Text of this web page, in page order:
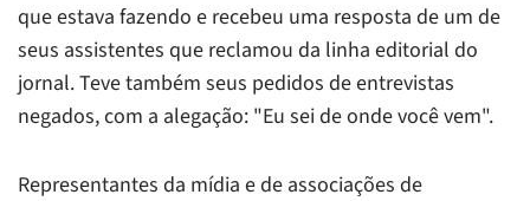
que estava fazendo e recebeu uma resposta de um de
seus assistentes que reclamou da linha editorial do
jornal. Teve também seus pedidos de entrevistas
negados, com a alegação: "Eu sei de onde você vem".
Representantes da mídia e de associações de